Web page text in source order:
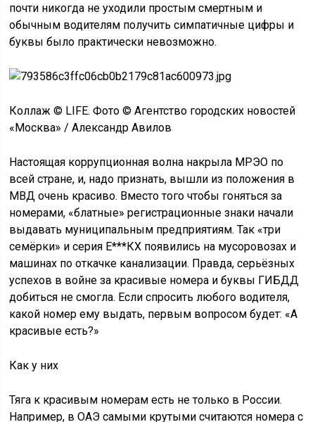
почти никогда не уходили простым смертным и
обычным водителям получить симпатичные цифры и
буквы было практически невозможно.
Коллаж © LIFE. Фото © Агентство городских новостей
«Москва» / Александр Авилов
Настоящая коррупционная волна накрыла МРЭО по
всей стране, и, надо признать, вышли из положения в
МВД очень красиво. Вместо того чтобы гоняться за
номерами, «блатные» регистрационные знаки начали
выдавать муниципальным предприятиям. Так «три
семёрки» и серия Е***КХ появились на мусоровозах и
машинах по откачке канализации. Правда, серьёзных
успехов в войне за красивые номера и буквы ГИБДД
добиться не смогла. Если спросить любого водителя,
какой номер ему выдать, первым вопросом будет: «А
красивые есть?»
Как у них
Тяга к красивым номерам есть не только в России.
Например, в ОАЭ самыми крутыми считаются номера с